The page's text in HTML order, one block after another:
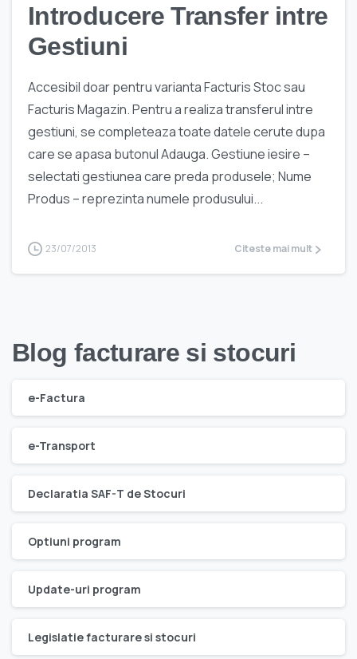
Introducere Transfer intre
Gestiuni
Accesibil doar pentru varianta Facturis Stoc sau
Facturis Magazin. Pentru a realiza transferul intre
gestiuni, se completeaza toate datele cerute dupa
care se apasa butonul Adauga. Gestiune iesire –
selectati gestiunea care preda produsele; Nume
Produs – reprezinta numele produsului...
23/07/2013 Citeste mai mult
Blog facturare si stocuri
e-Factura
e-Transport
Declaratia SAF-T de Stocuri
Optiuni program
Update-uri program
Legislatie facturare si stocuri